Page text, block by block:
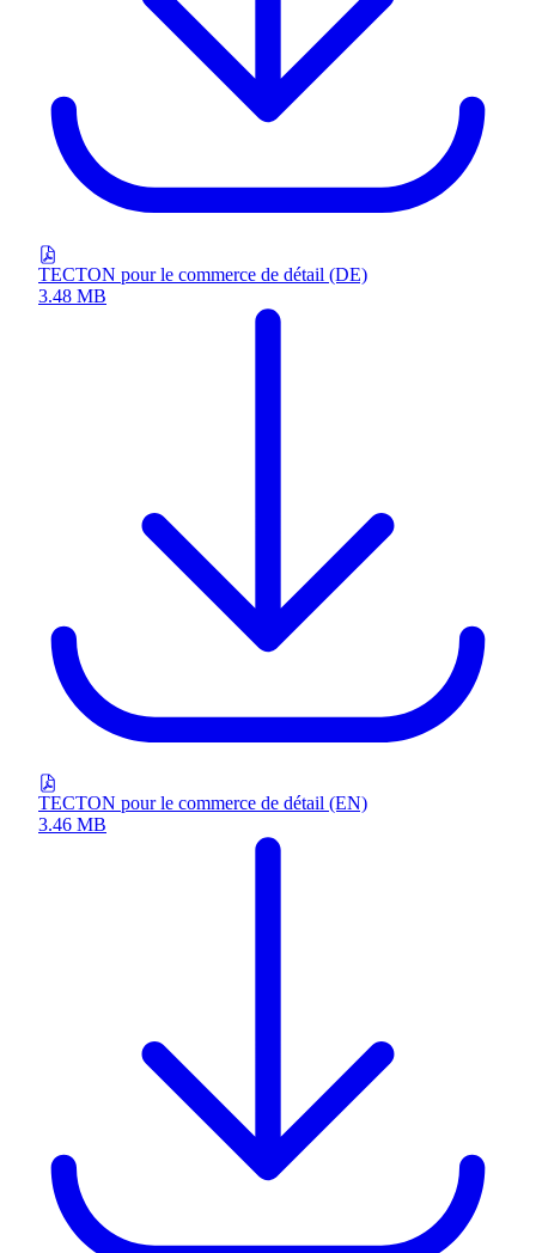
TECTON pour le commerce de détail (DE)
3.48 MB
TECTON pour le commerce de détail (EN)
3.46 MB